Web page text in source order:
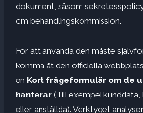
dokument, såsom
om behandlingskommission.
För att använda den måste
komma åt den officiella
en Kort frågeformulär om de
hanterar (Till exempel
eller anställda). Verktyget